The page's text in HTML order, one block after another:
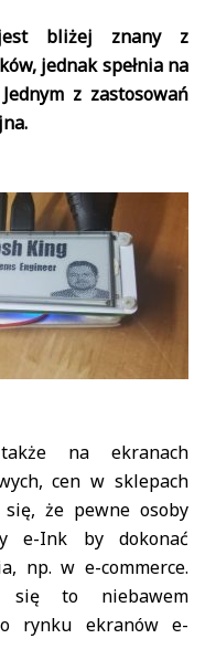
bliżej znany z
jednak spełnia na
z zastosowań
na ekranach
cen w sklepach
że pewne osoby
e-Ink by dokonać
np. w e-commerce.
się to niebawem
rynku ekranów e-